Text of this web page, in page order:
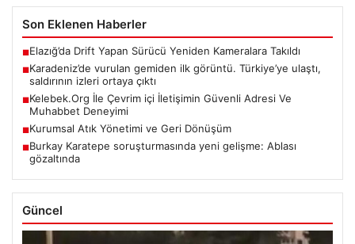
Son Eklenen Haberler
■Elazığ’da Drift Yapan Sürücü Yeniden Kameralara Takıldı
■Karadeniz’de vurulan gemiden ilk görüntü. Türkiye’ye ulaştı,
saldırının izleri ortaya çıktı
■Kelebek.Org İle Çevrim içi İletişimin Güvenli Adresi Ve
Muhabbet Deneyimi
■Kurumsal Atık Yönetimi ve Geri Dönüşüm
■Burkay Karatepe soruşturmasında yeni gelişme: Ablası
gözaltında
Güncel